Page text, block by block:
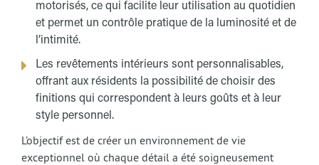
motorisés, ce qui facilite leur utilisation au quotidien
et permet un contrôle pratique de la luminosité et de
l’intimité.
Les revêtements intérieurs sont personnalisables,
offrant aux résidents la possibilité de choisir des
finitions qui correspondent à leurs goûts et à leur
style personnel.
L’objectif est de créer un environnement de vie
exceptionnel où chaque détail a été soigneusement